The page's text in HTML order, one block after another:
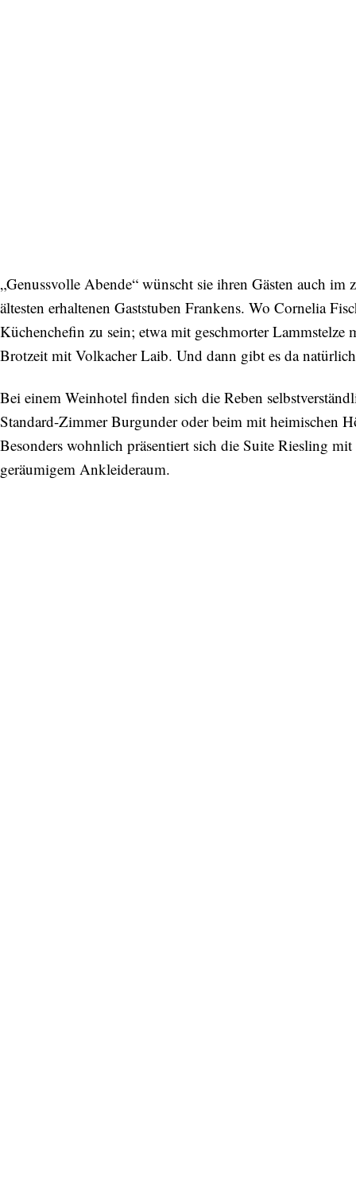
„Genussvolle Abende“ wünscht sie ihren Gästen auch
ältesten erhaltenen Gaststuben Frankens. Wo Cornelia
Küchenchefin zu sein; etwa mit geschmorter
Brotzeit mit Volkacher Laib. Und dann gibt es da
Bei einem Weinhotel finden sich die Reben
Standard-Zimmer Burgunder oder beim mit heimischen
Besonders wohnlich präsentiert sich die Suite Riesling
geräumigem Ankleideraum.